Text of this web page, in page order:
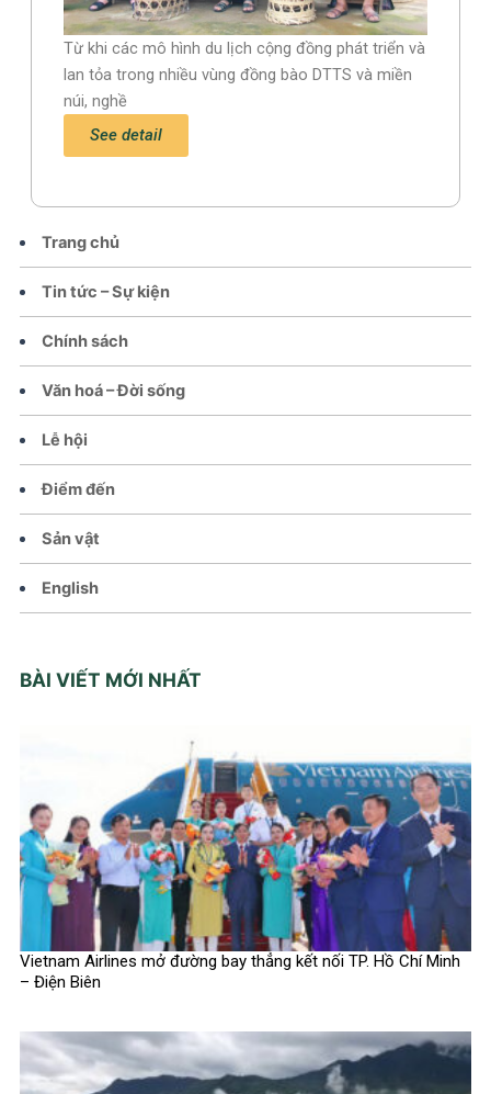
Trang chủ
Tin tức – Sự kiện
Chính sách
Văn hoá – Đời sống
Lễ hội
Điểm đến
Sản vật
English
BÀI VIẾT MỚI NHẤT
Vietnam Airlines mở đường bay thẳng kết nối TP. Hồ Chí Minh
– Điện Biên
Từ khi các mô hình du lịch cộng đồng phát triển và
lan tỏa trong nhiều vùng đồng bào DTTS và miền
núi, nghề
See detail